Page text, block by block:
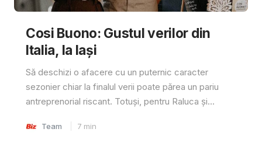
Cosi Buono: Gustul verilor din
Italia, la Iași
Să deschizi o afacere cu un puternic caracter
sezonier chiar la finalul verii poate părea un pariu
antreprenorial riscant. Totuși, pentru Raluca și...
Team 7 min